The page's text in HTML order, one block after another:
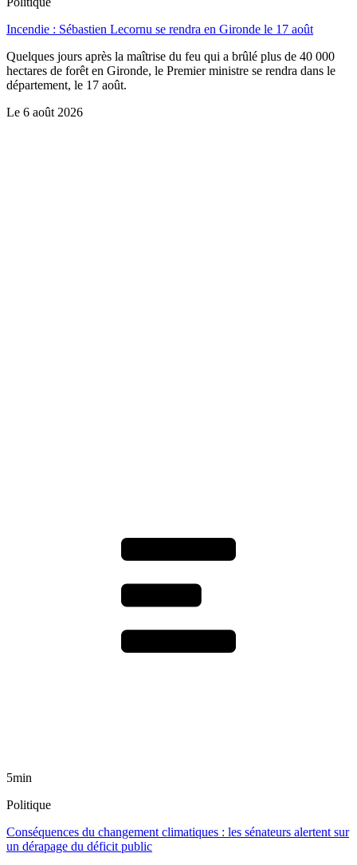
Incendie : Sébastien Lecornu se rendra en Gironde le 17 août
Quelques jours après la maîtrise du feu qui a brûlé plus de 40 000
hectares de forêt en Gironde, le Premier ministre se rendra dans le
département, le 17 août.
Le 6 août 2026
5min
Politique
Conséquences du changement climatiques : les sénateurs alertent sur
un dérapage du déficit public